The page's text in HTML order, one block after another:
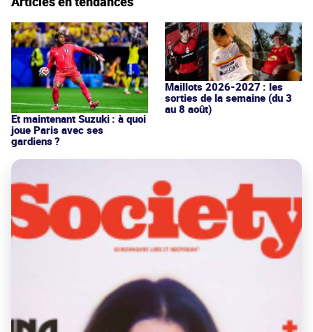
Et maintenant Suzuki : à quoi
joue Paris avec ses
gardiens ?
Maillots 2026-2027 : les
sorties de la semaine (du 3
au 8 août)